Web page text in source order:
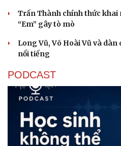
Trấn Thành chính thức khai
“Em” gây tò mò
Long Vũ, Võ Hoài Vũ và
nổi tiếng
PODCAST